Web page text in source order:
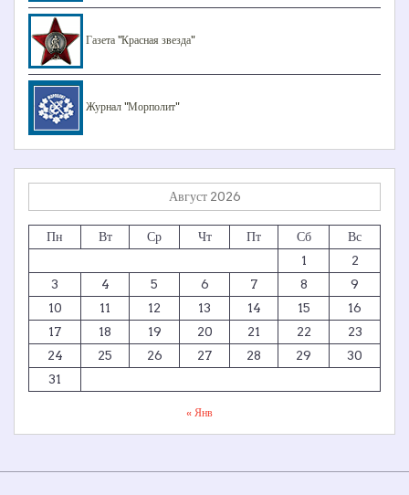
Газета "Красная звезда"
Журнал "Морполит"
Август 2026
Пн Вт Ср Чт Пт Сб
Вс
1
2
3
4 5 6 7 8
9
10
11 12 13 14 15
16
17
18 19 20 21 22
23
24
25 26 27 28 29
30
31
« Янв